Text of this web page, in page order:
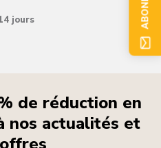
jours
de réduction en
nos actualités et